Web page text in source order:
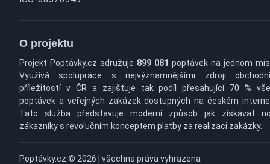
O projektu
Projekt Poptávky.cz sdružuje 899 081 poptávek na jednom
Využívá spolupráce s nejvýznamnějšími zdroji
příležitostí v ČR a zajišťuje tak podíl přesahující 70 %
poptávek a veřejných zakázek dostupných na českém
Tato služba představuje moderní způsob jak získávat
zákazníky s revolučním konceptem platby za realizaci zakázky.
Poptávky.cz © 2026 | všechna práva vyhrazena